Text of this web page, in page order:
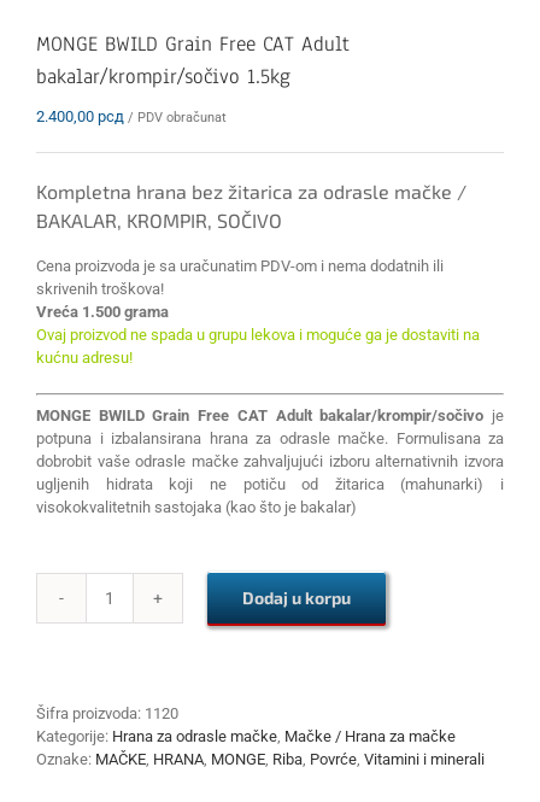
MONGE BWILD Grain Free CAT Adult
bakalar/krompir/sočivo 1.5kg
2.400,00 рсд / PDV obračunat
Kompletna hrana bez žitarica za odrasle mačke /
BAKALAR, KROMPIR, SOČIVO
Cena proizvoda je sa uračunatim PDV-om i nema dodatnih ili
skrivenih troškova!
Vreća 1.500 grama
Ovaj proizvod ne spada u grupu lekova i moguće ga je dostaviti na
kućnu adresu!
MONGE BWILD Grain Free CAT Adult bakalar/krompir/sočivo je
potpuna i izbalansirana hrana za odrasle mačke. Formulisana za
dobrobit vaše odrasle mačke zahvaljujući izboru alternativnih izvora
ugljenih hidrata koji ne potiču od žitarica (mahunarki) i
visokokvalitetnih sastojaka (kao što je bakalar)
MONGE
Adult
bakalar/krompir/sočivo
1.5kg
Dodaj u korpu
Šifra proizvoda: 1120
Kategorije: Hrana za odrasle mačke Mačke / Hrana za mačke
Oznake: MAČKE HRANA MONGE Riba Povrće Vitamini i minerali